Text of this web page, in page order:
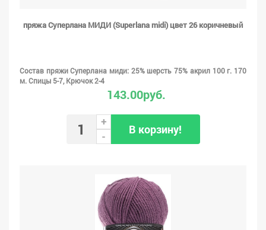
пряжа Суперлана МИДИ (Superlana midi) цвет 26 коричневый
Состав пряжи Суперлана миди: 25% шерсть 75% акрил 100 г. 170
м. Спицы 5-7, Крючок 2-4
143.00руб.
+
-
В корзину!